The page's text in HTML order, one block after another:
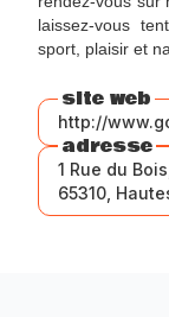
laissez-vous
sport, plaisir et
site web
http://
adresse
1 Rue du
65310,